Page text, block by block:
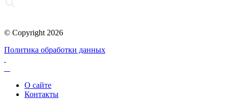
© Copyright 2026
Политика обработки данных
О сайте
Контакты